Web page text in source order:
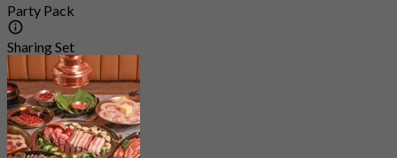
Party Pack
Sharing Set